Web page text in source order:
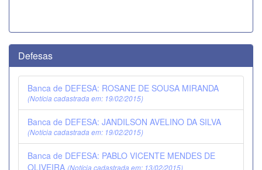
Defesas
Banca de DEFESA: ROSANE DE SOUSA MIRANDA
(Notícia cadastrada em: 19/02/2015)
Banca de DEFESA: JANDILSON AVELINO DA SILVA
(Notícia cadastrada em: 19/02/2015)
Banca de DEFESA: PABLO VICENTE MENDES DE
OLIVEIRA (Notícia cadastrada em: 13/02/2015)